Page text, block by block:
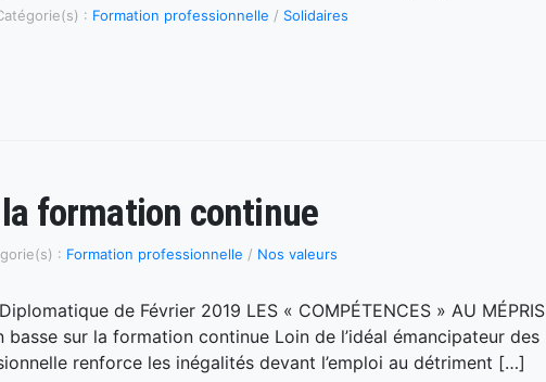
: Formation professionnelle / Solidaires
formation continue
: Formation professionnelle / Nos valeurs
de Février 2019 LES « COMPÉTENCES » AU MÉPRIS
basse sur la formation continue Loin de l’idéal émancipateur des
renforce les inégalités devant l’emploi au détriment […]